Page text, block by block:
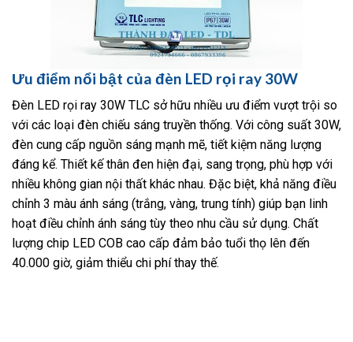
Ưu điểm nổi bật của đèn LED rọi ray 30W
Đèn LED rọi ray 30W TLC sở hữu nhiều ưu điểm vượt trội so
với các loại đèn chiếu sáng truyền thống. Với công suất 30W,
đèn cung cấp nguồn sáng mạnh mẽ, tiết kiệm năng lượng
đáng kể. Thiết kế thân đen hiện đại, sang trọng, phù hợp với
nhiều không gian nội thất khác nhau. Đặc biệt, khả năng điều
chỉnh 3 màu ánh sáng (trắng, vàng, trung tính) giúp bạn linh
hoạt điều chỉnh ánh sáng tùy theo nhu cầu sử dụng. Chất
lượng chip LED COB cao cấp đảm bảo tuổi thọ lên đến
40.000 giờ, giảm thiểu chi phí thay thế.